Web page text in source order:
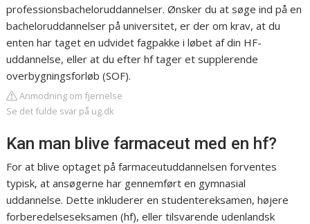
professionsbacheloruddannelser. Ønsker du at søge ind på en
bacheloruddannelser på universitet, er der om krav, at du
enten har taget en udvidet fagpakke i løbet af din HF-
uddannelse, eller at du efter hf tager et supplerende
overbygningsforløb (SOF).
Anmodning om fjernelse
Se det fulde svar på ug.dk
Kan man blive farmaceut med en hf?
For at blive optaget på farmaceutuddannelsen forventes
typisk, at ansøgerne har gennemført en gymnasial
uddannelse. Dette inkluderer en studentereksamen, højere
forberedelseseksamen (hf), eller tilsvarende udenlandsk